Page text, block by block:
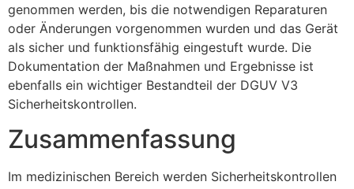
genommen werden, bis die notwendigen Reparaturen
oder Änderungen vorgenommen wurden und das Gerät
als sicher und funktionsfähig eingestuft wurde. Die
Dokumentation der Maßnahmen und Ergebnisse ist
ebenfalls ein wichtiger Bestandteil der DGUV V3
Sicherheitskontrollen.
Zusammenfassung
Im medizinischen Bereich werden Sicherheitskontrollen